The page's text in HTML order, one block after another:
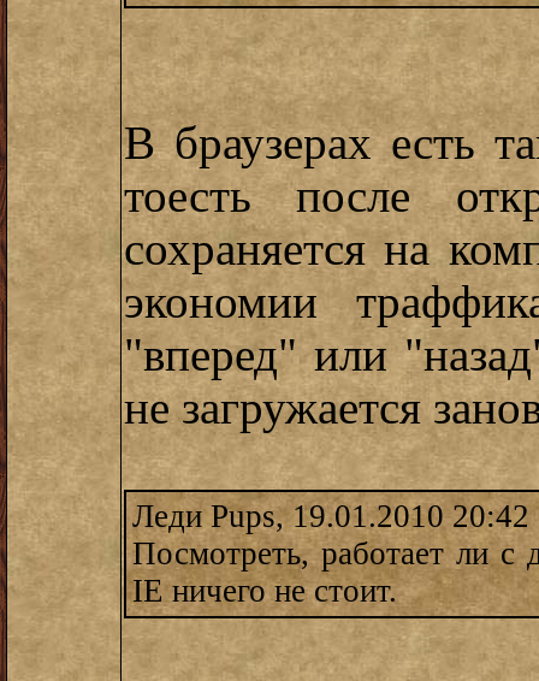
В браузерах есть
тоесть после
сохраняется на
экономии
"вперед" или
не загружается
Леди Pups, 19.01.2010 20:42
Посмотреть, работает ли с
IE ничего не стоит.